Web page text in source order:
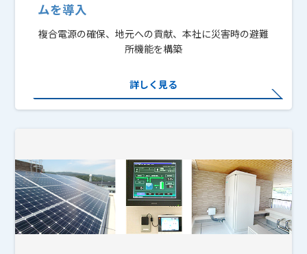
ムを導入
複合電源の確保、地元への貢献、本社に災害時の避難
所機能を構築
詳しく見る